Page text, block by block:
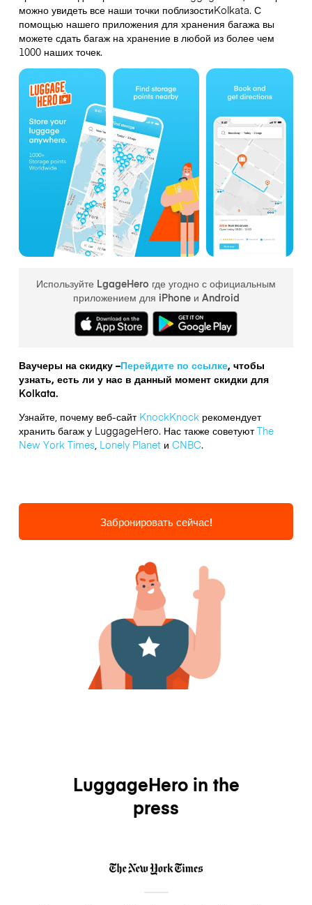
можно увидеть все наши точки поблизостиKolkata. С
помощью нашего приложения для хранения багажа вы
можете сдать багаж на хранение в любой из более чем
1000 наших точек.
Используйте LgageHero где угодно с официальным
приложением для iPhone и Android
Ваучеры на скидку –Перейдите по ссылке, чтобы
узнать, есть ли у нас в данный момент скидки для
Kolkata.
Узнайте, почему веб-сайт KnockKnockрекомендует
хранить багаж у LuggageHero. Нас также советуютThe
New York Times, Lonely Planetи CNBC.
Забронировать сейчас!
LuggageHero in the
press